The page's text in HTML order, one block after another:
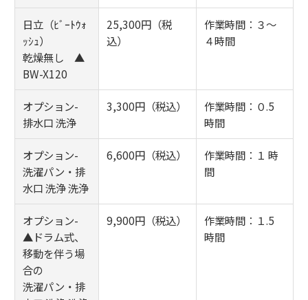
日立（ﾋﾞｰﾄｳｫ
ｯｼｭ）
乾燥無し ▲
BW-X120
25,300円（税
込）
作業時間：３～
４時間
オプション-
排水口 洗浄
3,300円（税込）
作業時間：０.5
時間
オプション-
洗濯パン・排
水口 洗浄 洗浄
6,600円（税込）
作業時間：１ 時
間
オプション-
▲ドラム式、
移動を伴う場
合の
洗濯パン・排
9,900円（税込）
作業時間：１.5
時間